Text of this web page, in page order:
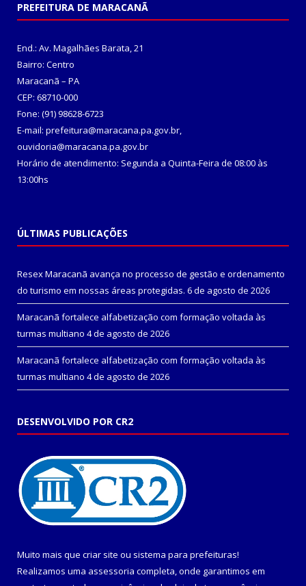
PREFEITURA DE MARACANÃ
End.: Av. Magalhães Barata, 21
Bairro: Centro
Maracanã – PA
CEP: 68710-000
Fone: (91) 98628-6723
E-mail: prefeitura@maracana.pa.gov.br,
ouvidoria@maracana.pa.gov.br
Horário de atendimento: Segunda a Quinta-Feira de 08:00 às
13:00hs
ÚLTIMAS PUBLICAÇÕES
Resex Maracanã avança no processo de gestão e ordenamento
do turismo em nossas áreas protegidas. 6 de agosto de 2026
Maracanã fortalece alfabetização com formação voltada às
turmas multiano 4 de agosto de 2026
Maracanã fortalece alfabetização com formação voltada às
turmas multiano 4 de agosto de 2026
DESENVOLVIDO POR CR2
Muito mais que criar site ou sistema para prefeituras!
Realizamos uma assessoria completa, onde garantimos em